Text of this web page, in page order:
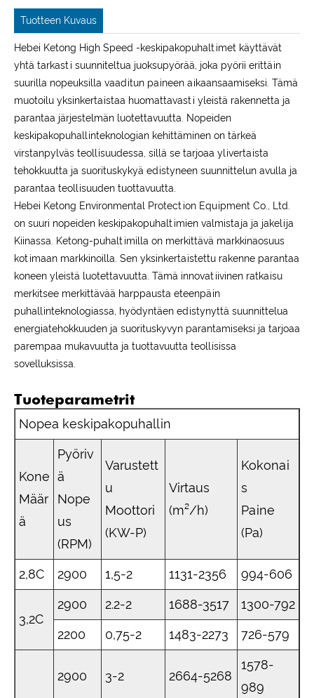
Tuotteen Kuvaus
Hebei Ketong High Speed ​​-keskipakopuhaltimet käyttävät
yhtä tarkasti suunniteltua juoksupyörää, joka pyörii erittäin
suurilla nopeuksilla vaaditun paineen aikaansaamiseksi. Tämä
muotoilu yksinkertaistaa huomattavasti yleistä rakennetta ja
parantaa järjestelmän luotettavuutta. Nopeiden
keskipakopuhallinteknologian kehittäminen on tärkeä
virstanpylväs teollisuudessa, sillä se tarjoaa ylivertaista
tehokkuutta ja suorituskykyä edistyneen suunnittelun avulla ja
parantaa teollisuuden tuottavuutta.
Hebei Ketong Environmental Protection Equipment Co., Ltd.
on suuri nopeiden keskipakopuhaltimien valmistaja ja jakelija
Kiinassa. Ketong-puhaltimilla on merkittävä markkinaosuus
kotimaan markkinoilla. Sen yksinkertaistettu rakenne parantaa
koneen yleistä luotettavuutta. Tämä innovatiivinen ratkaisu
merkitsee merkittävää harppausta eteenpäin
puhallinteknologiassa, hyödyntäen edistynyttä suunnittelua
energiatehokkuuden ja suorituskyvyn parantamiseksi ja tarjoaa
parempaa mukavuutta ja tuottavuutta teollisissa
sovelluksissa.
Tuoteparametrit
Nopea keskipakopuhallin
Kone
Määr
ä
Pyöriv
ä
Nope
us
(RPM)
Varustett
u
Moottori
(KW-P)
Virtaus
(m²/h)
Kokonai
s
Paine
(Pa)
2,8C 2900 1,5-2 1131-2356 994-606
3,2C
2900 2.2-2 1688-3517 1300-792
2200 0,75-2 1483-2273 726-579
2900 3-2 2664-5268
1578-
989